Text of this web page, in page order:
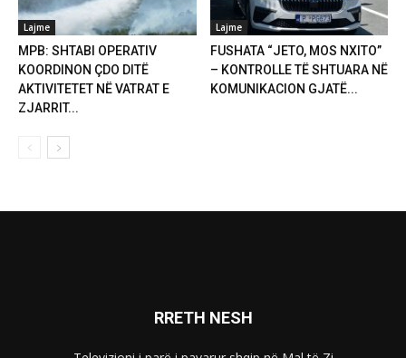
Lajme
MPB: SHTABI OPERATIV
KOORDINON ÇDO DITË
AKTIVITETET NË VATRAT E
ZJARRIT...
Lajme
FUSHATA “JETO, MOS NXITO”
– KONTROLLE TË SHTUARA NË
KOMUNIKACION GJATË...
RRETH NESH